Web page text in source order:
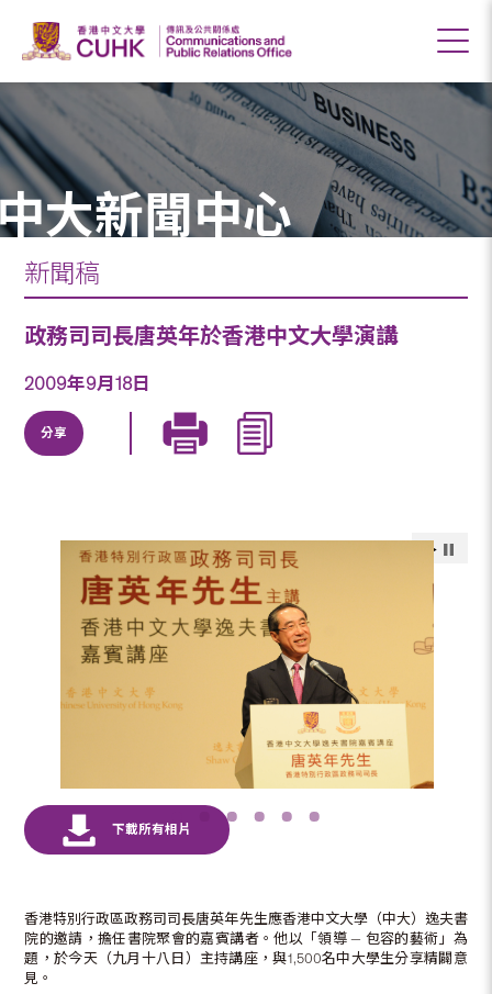
大新聞中心
新聞稿
政務司司長唐英年於香港中文大學演講
2009年9月18日
分享
香港特別行政區政務司司長唐英年先生應香港中文大學（中大）逸夫書
院的邀請，擔任書院聚會的嘉賓講者。他以「領導 — 包容的藝術」為
題，於今天（九月十八日）主持講座，與1,500名中大學生分享精闢意
見。